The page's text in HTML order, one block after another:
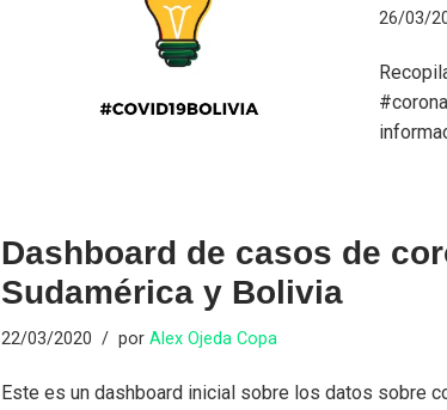
26/03/
Dashboard de casos de
Sudamérica y Bolivia
22/03/2020 por Alex Ojeda Copa
Este es un dashboard inicial sobre los datos sobre